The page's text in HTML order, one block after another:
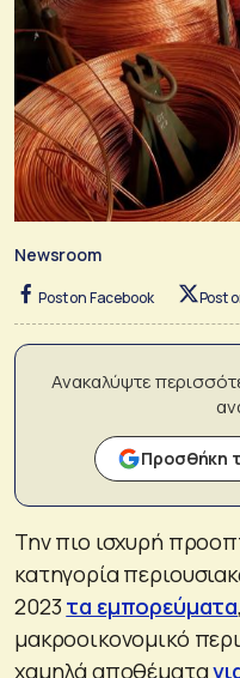
Newsroom
Post on Facebook Post
Ανακαλύψτε
Προσθήκη
Την πιο ισχυρή
κατηγορία
2023τα εμπορεύματα
μακροοικονομικό
χαμηλά αποθέματα